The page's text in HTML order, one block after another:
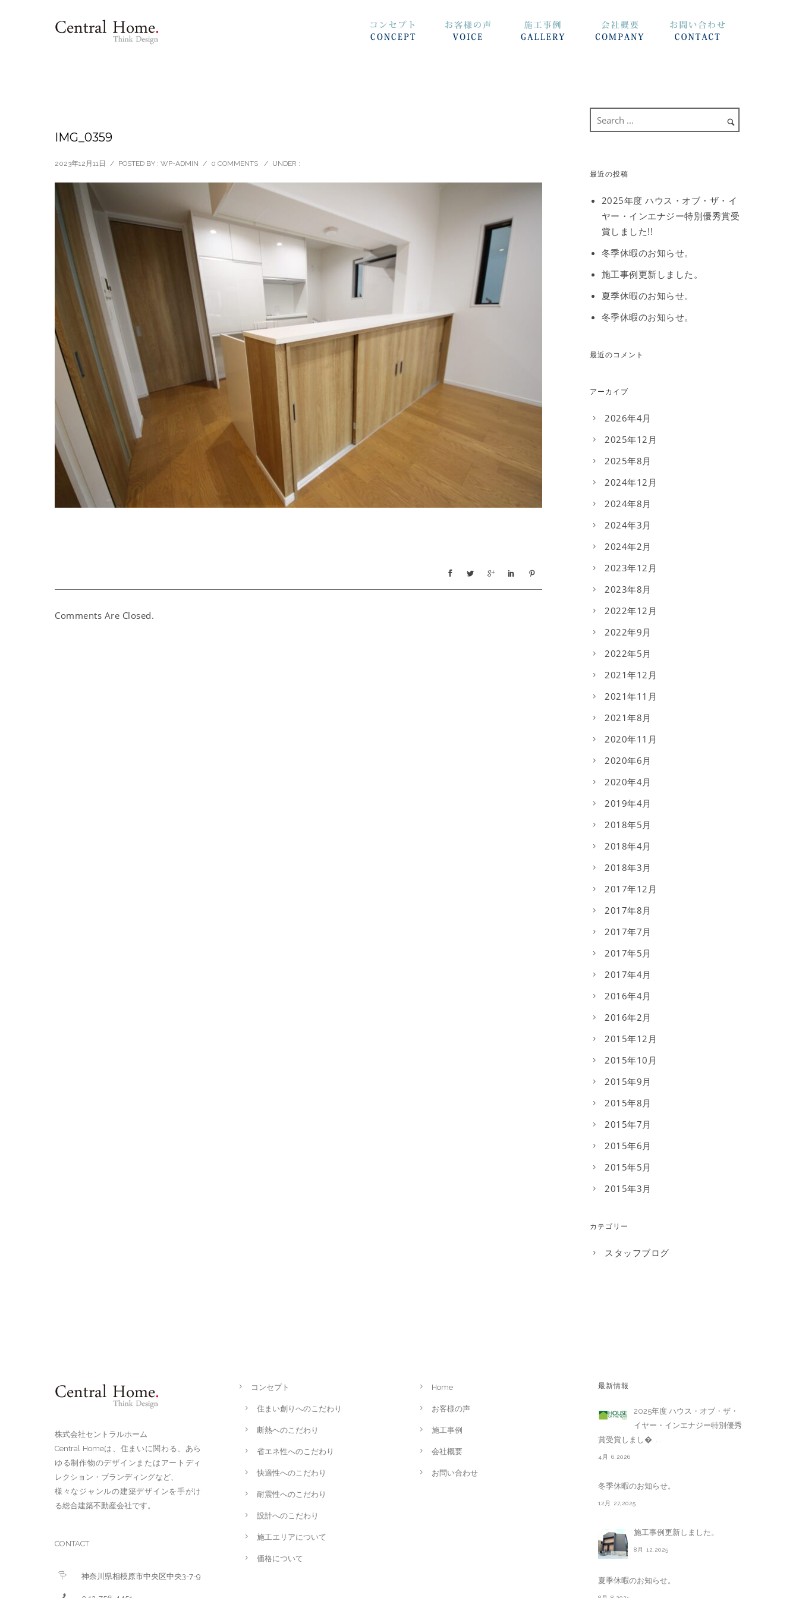
IMG_0359
2023年12月11日 / POSTED BY : WP-ADMIN / 0 COMMENTS / UNDER :
Comments Are Closed.
最近の投稿
2025年度 ハウス・オブ・ザ・イ
ヤー・インエナジー特別優秀賞受
賞しました!!
冬季休暇のお知らせ。
施工事例更新しました。
夏季休暇のお知らせ。
冬季休暇のお知らせ。
最近のコメント
アーカイブ
2026年4月
2025年12月
2025年8月
2024年12月
2024年8月
2024年3月
2024年2月
2023年12月
2023年8月
2022年12月
2022年9月
2022年5月
2021年12月
2021年11月
2021年8月
2020年11月
2020年6月
2020年4月
2019年4月
2018年5月
2018年4月
2018年3月
2017年12月
2017年8月
2017年7月
2017年5月
2017年4月
2016年4月
2016年2月
2015年12月
2015年10月
2015年9月
2015年8月
2015年7月
2015年6月
2015年5月
2015年3月
カテゴリー
スタッフブログ
株式会社セントラルホーム
Central Homeは、住まいに関わる、あら
ゆる制作物のデザインまたはアートディ
レクション・ブランディングなど、
様々なジャンルの建築デザインを手がけ
る総合建築不動産会社です。
CONTACT
神奈川県相模原市中央区中央3-7-9
コンセプト
住まい創りへのこだわり
断熱へのこだわり
省エネ性へのこだわり
快適性へのこだわり
耐震性へのこだわり
設計へのこだわり
施工エリアについて
価格について
Home
お客様の声
施工事例
会社概要
お問い合わせ
最新情報
2025年度 ハウス・オブ・ザ・
イヤー・インエナジー特別優秀
賞受賞しまし�. . .
4月 6,2026
冬季休暇のお知らせ。
12月 27,2025
施工事例更新しました。
8月 12,2025
夏季休暇のお知らせ。